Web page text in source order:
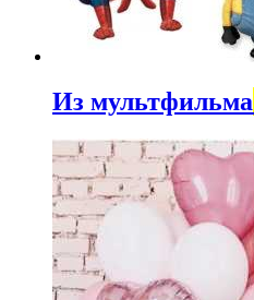
Из мультфильма